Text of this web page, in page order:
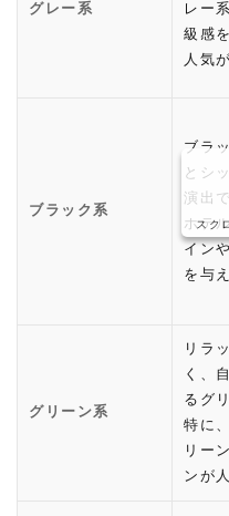
グレー系
レー
級感
人気
ブラック系
ブラ
とシ
演出
ホテ
イン
を与
グリーン系
リラ
く、
るグ
特に
リー
ンが
スク